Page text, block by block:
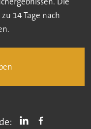
14 Tage nach